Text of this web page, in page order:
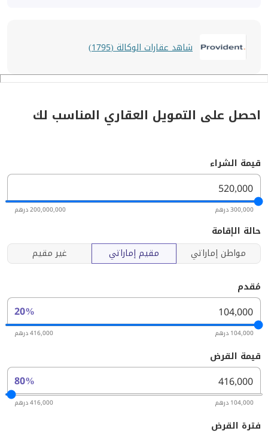
شاهد عقارات الوكالة (1795)
احصل على التمويل العقاري المناسب لك
قيمة الشراء
300,000 درهم 200,000,000 درهم
حالة الإقامة
مواطن إماراتي
مقيم إماراتي غير مقيم
مُقدم
20%
104,000 درهم 416,000 درهم
قيمة القرض
80%
104,000 درهم 416,000 درهم
فترة القرض